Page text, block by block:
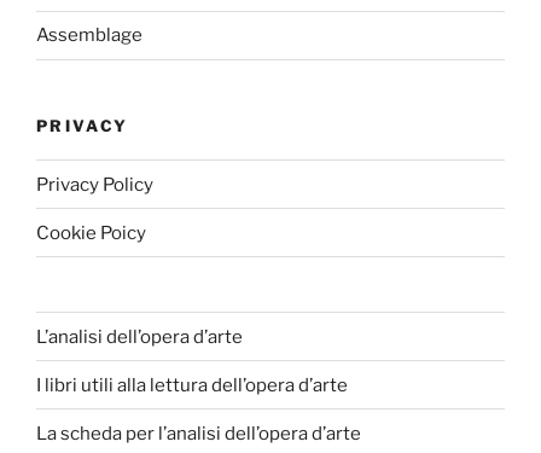
Assemblage
PRIVACY
Privacy Policy
Cookie Poicy
L’analisi dell’opera d’arte
I libri utili alla lettura dell’opera d’arte
La scheda per l’analisi dell’opera d’arte